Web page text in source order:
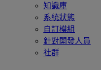
知識庫
系統狀態
自訂模組
針對開發人員
社群